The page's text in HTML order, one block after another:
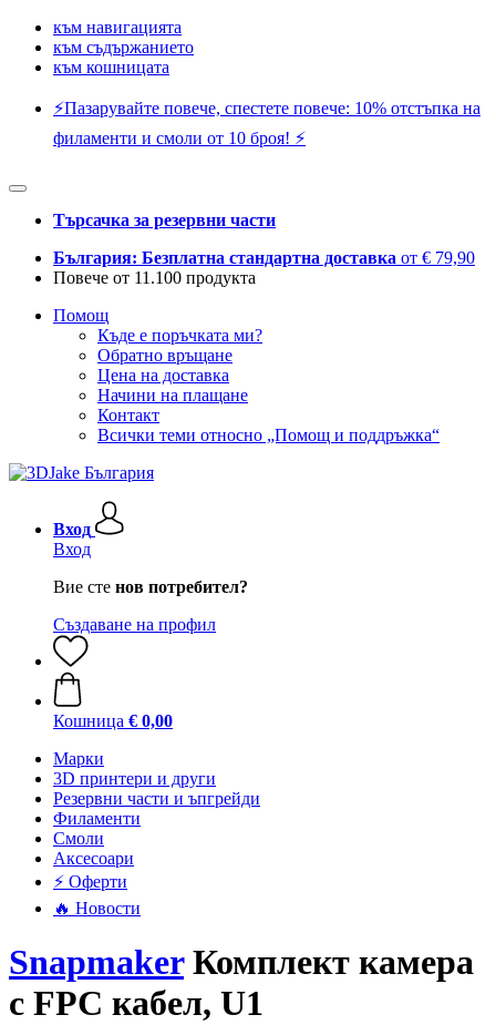
към навигацията
към съдържанието
към кошницата
⚡️Пазарувайте повече, спестете повече: 10% отстъпка на
филаменти и смоли от 10 броя! ⚡️
Търсачка за резервни части
България: Безплатна стандартна доставка от € 79,90
Повече от 11.100 продукта
Помощ
Къде е поръчката ми?
Обратно връщане
Цена на доставка
Начини на плащане
Контакт
Всички теми относно „Помощ и поддръжка“
Вход
Вход
Вие сте нов потребител?
Създаване на профил
Кошница € 0,00
Mарки
3D принтери и други
Резервни части и ъпгрейди
Филаменти
Смоли
Аксесоари
⚡ Оферти
🔥 Новости
SnapmakerКомплект камера
с FPC кабел, U1